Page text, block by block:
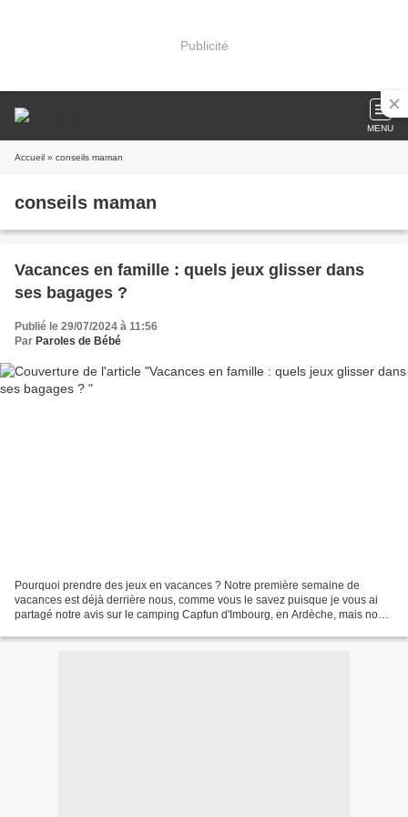
Publicité
MENU
Accueil » conseils maman
conseils maman
Vacances en famille : quels jeux glisser dans
ses bagages ?
Publié le 29/07/2024 à 11:56
Par Paroles de Bébé
Pourquoi prendre des jeux en vacances ? Notre première semaine de
vacances est déjà derrière nous, comme vous le savez puisque je vous ai
partagé notre avis sur le camping Capfun d'Imbourg, en Ardèche, mais nous